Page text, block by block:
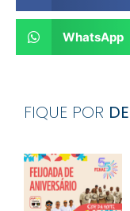
WhatsApp
FIQUE POR